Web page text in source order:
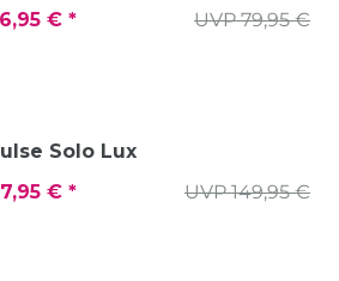
UVP 79,95 €
€ *
Solo Lux
UVP 149,95 €
€ *